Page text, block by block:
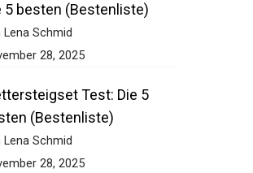
5 besten (Bestenliste)
Lena Schmid
28, 2025
Test: Die 5
(Bestenliste)
Lena Schmid
28, 2025